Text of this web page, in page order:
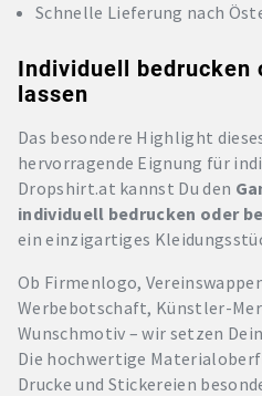
Schnelle Lieferung nach
Individuell bedrucken
lassen
Das besondere Highlight
hervorragende Eignung für
Dropshirt.at kannst Du den
individuell bedrucken oder
ein einzigartiges
Ob Firmenlogo,
Werbebotschaft, Künstler-
Wunschmotiv – wir setzen
Die hochwertige
Drucke und Stickereien